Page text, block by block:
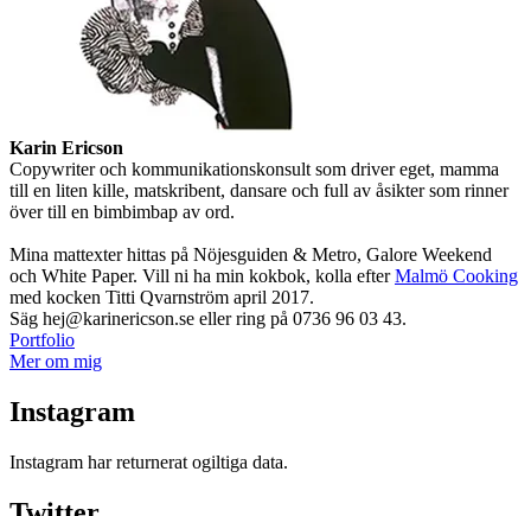
Karin Ericson
Copywriter och kommunikationskonsult som driver eget, mamma
till en liten kille, matskribent, dansare och full av åsikter som rinner
över till en bimbimbap av ord.
Mina mattexter hittas på Nöjesguiden & Metro, Galore Weekend
och White Paper. Vill ni ha min kokbok, kolla efterMalmö Cooking
med kocken Titti Qvarnström april 2017.
Säg hej@karinericson.se eller ring på 0736 96 03 43.
Portfolio
Mer om mig
Instagram
Instagram har returnerat ogiltiga data.